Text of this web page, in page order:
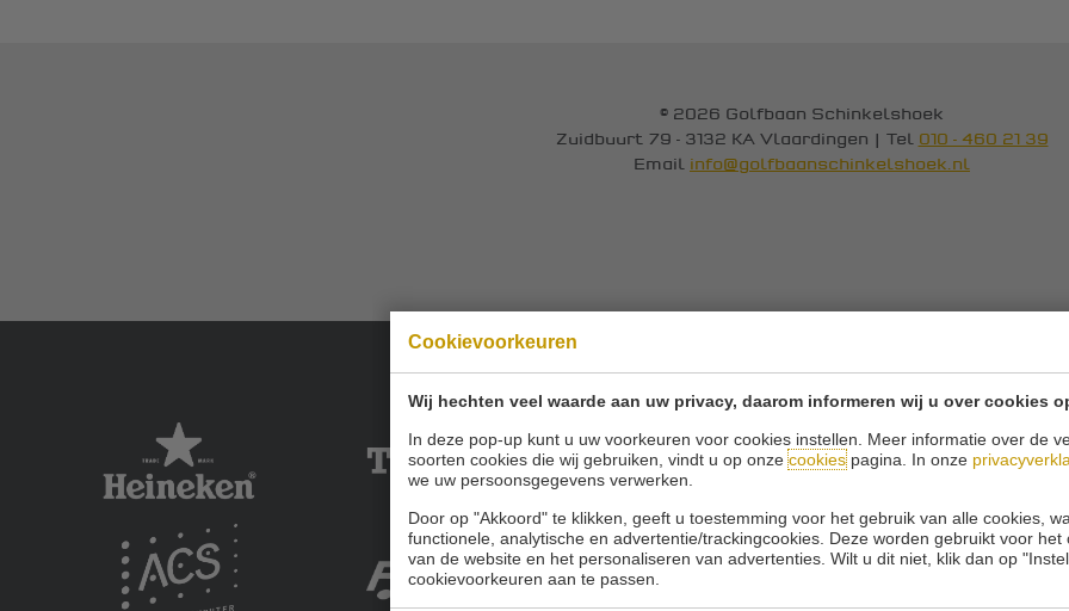
Cookievoorkeuren
Wij hechten veel waarde aan uw privacy, daarom informeren wij u over cookies
In deze pop-up kunt u uw voorkeuren voor cookies instellen. Meer informatie over de
soorten cookies die wij gebruiken, vindt u op onzecookiespagina. In onze
we uw persoonsgegevens verwerken.
Door op "Akkoord" te klikken, geeft u toestemming voor het gebruik van alle cookies,
functionele, analytische en advertentie/trackingcookies. Deze worden gebruikt voor het
van de website en het personaliseren van advertenties. Wilt u dit niet, klik dan op
cookievoorkeuren aan te passen.
© 2026 Golfbaan Schinkelshoek
Zuidbuurt 79 - 3132 KA Vlaardingen | Tel 010 - 460 21 39
Email info@golfbaanschinkelshoek.nl